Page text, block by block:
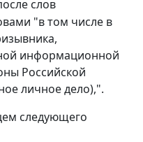
слов
"в том числе в
информационной
Российской
личное дело),".
следующего